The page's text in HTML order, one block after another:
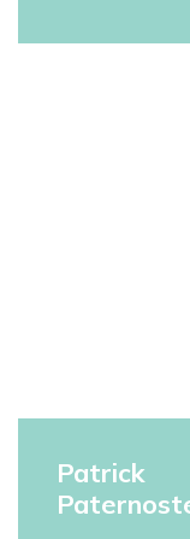
Patrick